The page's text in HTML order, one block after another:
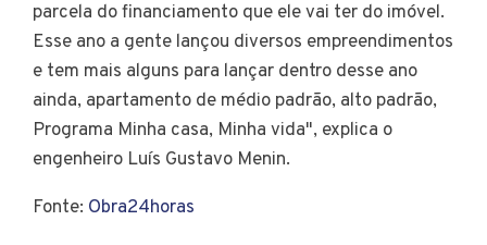
parcela do financiamento que ele vai ter do imóvel.
Esse ano a gente lançou diversos empreendimentos
e tem mais alguns para lançar dentro desse ano
ainda, apartamento de médio padrão, alto padrão,
Programa Minha casa, Minha vida", explica o
engenheiro Luís Gustavo Menin.
Fonte: Obra24horas